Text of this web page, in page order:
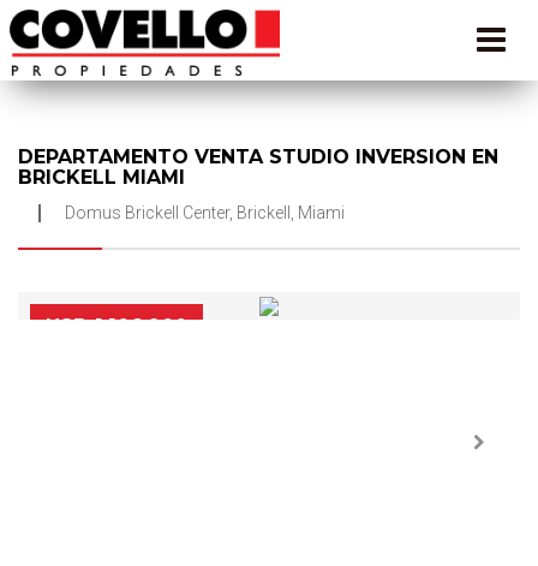
DEPARTAMENTO VENTA STUDIO INVERSION EN
BRICKELL MIAMI
Domus Brickell Center, Brickell, Miami
USD 1.106.900